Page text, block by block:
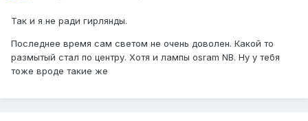
Так и я не ради гирлянды.
Последнее время сам светом не очень доволен. Какой то
размытый стал по центру. Хотя и лампы osram NB. Ну у тебя
тоже вроде такие же